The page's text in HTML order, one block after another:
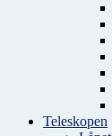
Teleskopen